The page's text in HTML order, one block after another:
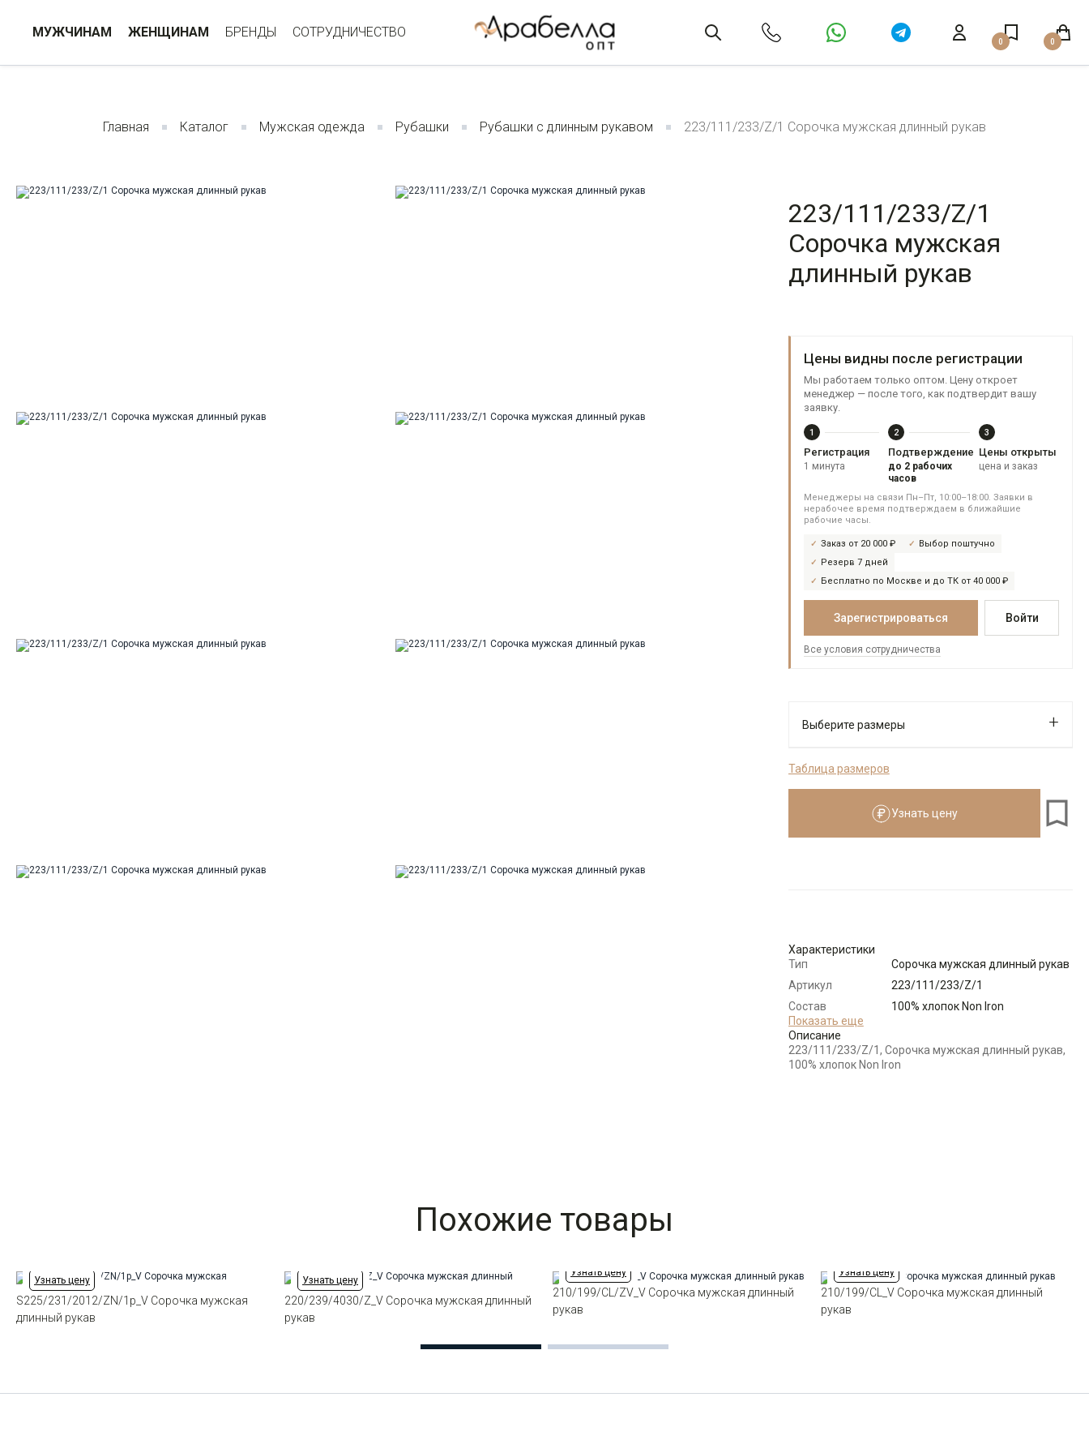
МУЖЧИНАМ ЖЕНЩИНАМ БРЕНДЫ СОТРУДНИЧЕСТВО
0 0
Главная Каталог Мужская одежда Рубашки Рубашки с длинным рукавом 223/111/233/Z/1 Сорочка мужская длинный рукав
223/111/233/Z/1
Сорочка мужская
длинный рукав
Цены видны после регистрации
Мы работаем только оптом. Цену откроет
менеджер — после того, как подтвердит вашу
заявку.
1
Регистрация
1 минута
2
Подтверждение
до 2 рабочих
часов
3
Цены открыты
цена и заказ
Менеджеры на связи Пн–Пт, 10:00–18:00. Заявки в
нерабочее время подтверждаем в ближайшие
рабочие часы.
Заказ от 20 000 ₽
Выбор поштучно
Резерв 7 дней
Бесплатно по Москве и до ТК от 40 000 ₽
Зарегистрироваться Войти
Все условия сотрудничества
Выберите размеры
Выбрать размерный ряд
по 1 шт каждого доступного размера
Таблица размеров
Узнать цену
Характеристики
Тип
Сорочка мужская длинный рукав
Артикул
223/111/233/Z/1
Состав
сырья
100% хлопок Non Iron
Бренд
Модель
Зауженная
Показать еще
Описание
223/111/233/Z/1, Сорочка мужская длинный рукав,
100% хлопок Non Iron
Похожие товары
Узнать цену
S225/231/2012/ZN/1p_V Сорочка мужская
длинный рукав
Узнать цену
220/239/4030/Z_V Сорочка мужская длинный
рукав
Узнать цену
210/199/CL/ZV_V Сорочка мужская длинный
рукав
Узнать цену
210/199/CL_V Сорочка мужская длинный
рукав